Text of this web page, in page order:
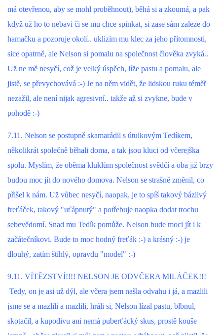
KONTAKT
JAK NÁM POMOCI
NAPSALI O NÁS
NATÁČENÍ V TELEVIZI
SLUŽBY
HISTORIE - 2010 - 2020
JAK NÁM POMOCI - POMÁHAJÍ NÁM :-)
Fretky Boleslav, z.s.
Trnová 15
294 25 Katusice
602 692 130
info@fretkyboleslav.cz
má otevřenou, aby se mohl proběhnout), běhá si a zkoumá, a pak
když už ho to nebaví či se mu chce spinkat, si zase sám zaleze do
hamačku a pozoruje okolí.. uklízím mu klec za jeho přítomnosti,
sice opatrně, ale Nelson si pomalu na společnost člověka zvyká..
Už ne mě nesyčí, což je velký úspěch, líže pastu a pomalu, ale
jistě, se převychovává :-) Je na něm vidět, že lidskou ruku téměř
nezažil, ale není nijak agresivní.. takže až si zvykne, bude v
pohodě :-)
7.11. Nelson se postupně skamarádil s útulkovým Tedíkem,
několikrát společně běhali doma, a tak jsou kluci od včerejška
spolu. Myslím, že oběma kluklům společnost svědčí a oba již brzy
budou moc jít do nového domova. Nelson se strašně změnil, co
přišel k nám. Už vůbec nesyčí, naopak, je to spíš takový bázlivý
freťáček, takový "uťápnutý" a potřebuje naopka dodat trochu
sebevědomí. Snad mu Tedík pomůže. Nelson bude moci jít i k
začátečníkovi. Bude to moc hodný freťák :-) a krásný :-) je
dlouhý, zatím štíhlý, opravdu "model" :-)
9.11. VÍTĚZSTVÍ!!!! NELSON JE ODVČERA MILÁČEK!!!
Tedy, on je asi už dýl, ale včera jsem našla odvahu i já, a mazlili
jsme se a mazlili a mazlili, hráli si, Nelson lízal pastu, blbnul,
skotačil, a kupodivu ani nemá puberťácký skus, prostě kouše